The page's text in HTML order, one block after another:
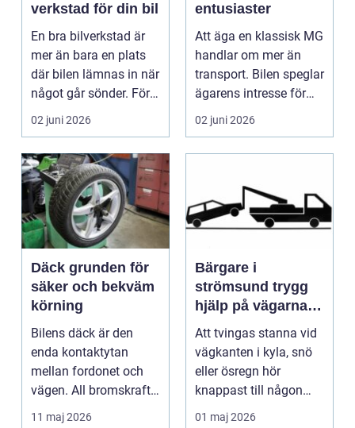
verkstad för din bil
En bra bilverkstad är
mer än bara en plats
där bilen lämnas in när
något går sönder. För
många biläg...
02 juni 2026
entusiaster
Att äga en klassisk MG
handlar om mer än
transport. Bilen speglar
ägarens intresse för
teknik, histo...
02 juni 2026
Däck grunden för
säker och bekväm
körning
Bilens däck är den
enda kontaktytan
mellan fordonet och
vägen. All bromskraft,
styrning och accelera...
11 maj 2026
Bärgare i
strömsund trygg
hjälp på vägarna
året runt
Att tvingas stanna vid
vägkanten i kyla, snö
eller ösregn hör
knappast till någon
bilägares drömscen...
01 maj 2026